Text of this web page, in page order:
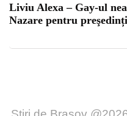
Liviu Alexa – Gay-ul
Nazare pentru